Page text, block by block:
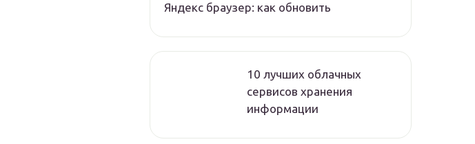
Яндекс браузер: как обновить
10 лучших облачных
сервисов хранения
информации